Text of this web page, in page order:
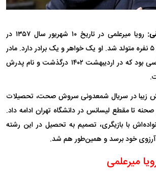
رویا میرعلمی در تاریخ ۱۰ شهریور سال ۱۳۵۷ در
قزوین و در یک خانواده ۵ نفره متولد شد. او یک خواهر و یک برادر دارد. مادر
رویا، ملیحه سادات کرباسی بود که در اردیبهشت ۱۴۰۲ درگذشت و نام پدرش
نقش زیبا در سریال شمعدونی سروش صحت، تحصیلات
تا مقطع لیسانس در دانشگاه تهران ادامه داد.
با بازیگری، تصمیم به تحصیل در این رشته
آرزوی خود برسد و همین‌طور هم شد.
میرعلمی